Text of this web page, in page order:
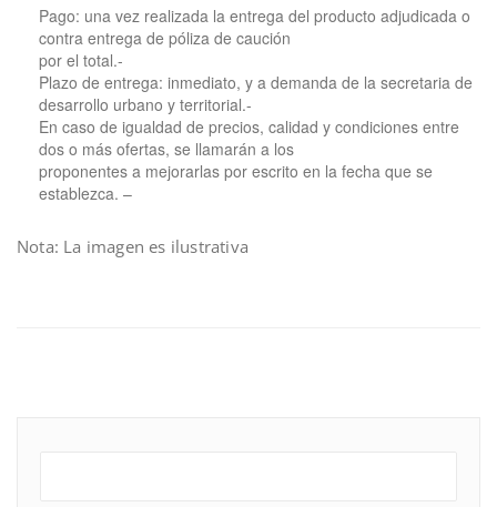
Pago: una vez realizada la entrega del producto adjudicada o
contra entrega de póliza de caución
por el total.-
Plazo de entrega: inmediato, y a demanda de la secretaria de
desarrollo urbano y territorial.-
En caso de igualdad de precios, calidad y condiciones entre
dos o más ofertas, se llamarán a los
proponentes a mejorarlas por escrito en la fecha que se
establezca. –
Nota: La imagen es ilustrativa